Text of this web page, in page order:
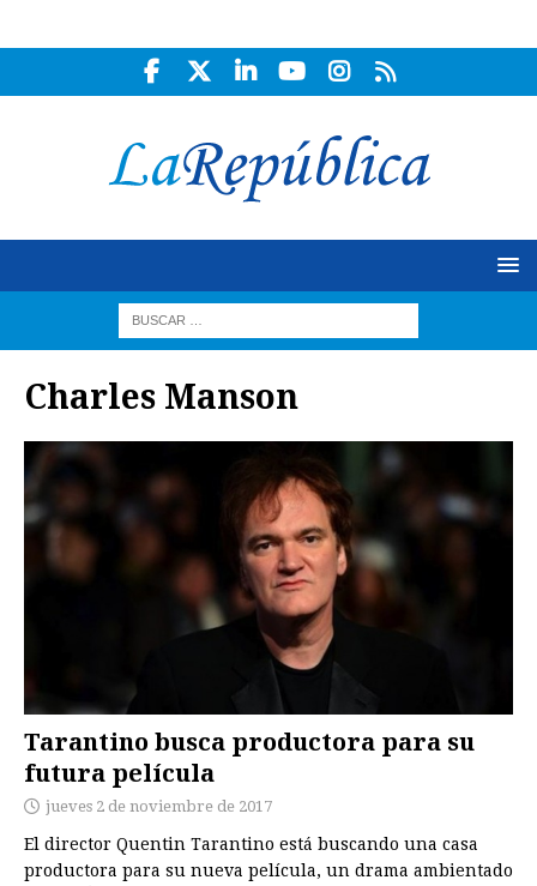
Charles Manson
Tarantino busca productora para su
futura película
jueves 2 de noviembre de 2017
El director Quentin Tarantino está buscando una casa
productora para su nueva película, un drama ambientado